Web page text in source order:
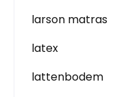
larson matras
latex
lattenbodem